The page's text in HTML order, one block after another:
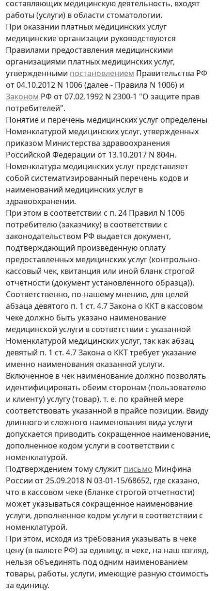
составляющих медицинскую деятельность, входят
работы (услуги) в области стоматологии.
При оказании платных медицинских услуг
медицинские организации руководствуются
Правилами предоставления медицинскими
организациями платных медицинских услуг,
утвержденными постановлением Правительства РФ
от 04.10.2012 N 1006 (далее - Правила N 1006) и
Законом РФ от 07.02.1992 N 2300-1 "О защите прав
потребителей".
Понятие и перечень медицинских услуг определены
Номенклатурой медицинских услуг, утвержденных
приказом Министерства здравоохранения
Российской Федерации от 13.10.2017 N 804н.
Номенклатура медицинских услуг представляет
собой систематизированный перечень кодов и
наименований медицинских услуг в
здравоохранении.
При этом в соответствии с п. 24 Правил N 1006
потребителю (заказчику) в соответствии с
законодательством РФ выдается документ,
подтверждающий произведенную оплату
предоставленных медицинских услуг (контрольно-
кассовый чек, квитанция или иной бланк строгой
отчетности (документ установленного образца)).
Соответственно, по-нашему мнению, для целей
абзаца девятого п. 1 ст. 4.7 Закона о ККТ в кассовом
чеке должно быть указано наименование
медицинской услуги в соответствии с указанной
Номенклатурой медицинских услуг, так как абзац
девятый п. 1 ст. 4.7 Закона о ККТ требует указание
именно наименования оказанной услуги.
Включенное в чек наименование должно позволять
идентифицировать обеим сторонам (пользователю
и клиенту) услугу (товар), т. е. по крайней мере
соответствовать указанной в прайсе позиции. Ввиду
длинного и сложного наименования вида услуги
допускается приводить сокращенное наименование,
дополненное кодом услуги в соответствии с
номенклатурой.
Подтверждением тому служит письмо Минфина
России от 25.09.2018 N 03-01-15/68652, где сказано,
что в кассовом чеке (бланке строгой отчетности)
может указываться сокращенное наименование
услуги, дополненное кодом услуги в соответствии с
номенклатурой.
При этом, исходя из требования указывать в чеке
цену (в валюте РФ) за единицу, в чеке, на наш взгляд,
нельзя объединять под одним наименованием
товары, работы, услуги, имеющие разную стоимость
за единицу.